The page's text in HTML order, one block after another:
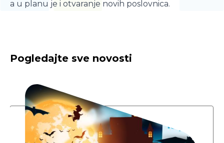
a u planu je i otvaranje novih poslovnica.
Pogledajte sve novosti